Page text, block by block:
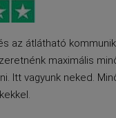
az átlátható
maximális
Itt vagyunk neked.